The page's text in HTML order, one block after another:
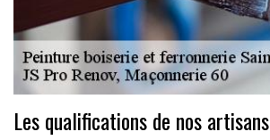
Les qualifications de nos artisans